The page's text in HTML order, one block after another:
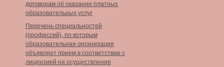
договорам об оказании платных
образовательных услуг
Перечень специальностей
(профессий), по которым
образовательная организация
объявляет прием в соответствии с
лицензией на осуществление